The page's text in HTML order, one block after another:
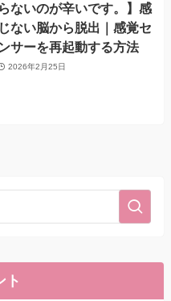
らないのが辛いです。】感
じない脳から脱出｜感覚セ
ンサーを再起動する方法
2026年2月25日
ト